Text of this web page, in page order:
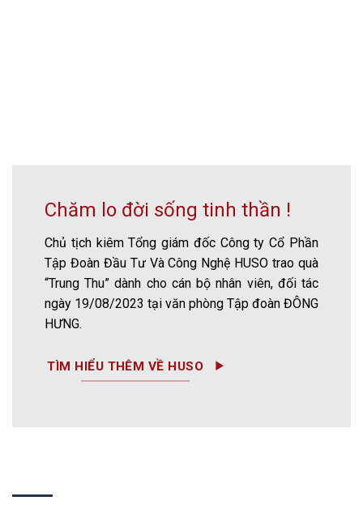
Chăm lo đời sống tinh thần !
Chủ tịch kiêm Tổng giám đốc Công ty Cổ Phần
Tập Đoàn Đầu Tư Và Công Nghệ HUSO trao quà
“Trung Thu” dành cho cán bộ nhân viên, đối tác
ngày 19/08/2023 tại văn phòng Tập đoàn ĐÔNG
HƯNG.
TÌM HIỂU THÊM VỀ HUSO